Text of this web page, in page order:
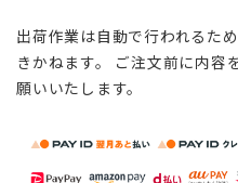
出荷作業は自動で行われるた
きかねます。 ご注文前に内容
願いいたします。